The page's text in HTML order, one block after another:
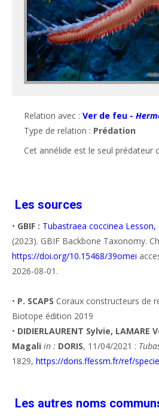
Relation avec : Ver de feu -
Type de relation : Prédation
Cet annélide est le seul prédateur
Les sources
• GBIF : Tubastraea coccinea Lesson,
(2023). GBIF Backbone Taxonomy.
https://doi.org/10.15468/39omei
2026-08-01.
• P. SCAPS Coraux constructeurs de
Biotope édition 2019
• DIDIERLAURENT Sylvie, LAMARE
Magali in : DORIS, 11/04/2021 :
1829, https://doris.ffessm.fr/ref/
Les autres noms